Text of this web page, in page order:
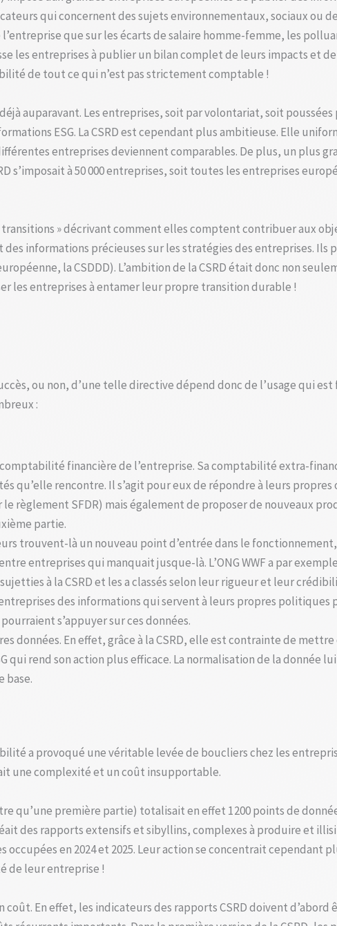
qui concernent des sujets environnementaux, sociaux ou
que sur les écarts de salaire homme-femme, les
les entreprises à publier un bilan complet de leurs impacts et de
de tout ce qui n’est pas strictement comptable !
auparavant. Les entreprises, soit par volontariat, soit poussées
ESG. La CSRD est cependant plus ambitieuse. Elle
entreprises deviennent comparables. De plus, un plus
s’imposait à 50 000 entreprises, soit toutes les entreprises
transitions » décrivant comment elles comptent contribuer aux
informations précieuses sur les stratégies des entreprises. Ils
la CSDDD). L’ambition de la CSRD était donc non
les entreprises à entamer leur propre transition durable !
ou non, d’une telle directive dépend donc de l’usage qui est
:
financière de l’entreprise. Sa comptabilité extra-
qu’elle rencontre. Il s’agit pour eux de répondre à leurs propres
règlement SFDR) mais également de proposer de nouveaux
partie.
trouvent-là un nouveau point d’entrée dans le
entreprises qui manquait jusque-là. L’ONG WWF a par
à la CSRD et les a classés selon leur rigueur et leur
des informations qui servent à leurs propres politiques
s’appuyer sur ces données.
données. En effet, grâce à la CSRD, elle est contrainte de
rend son action plus efficace. La normalisation de la donnée
base.
a provoqué une véritable levée de boucliers chez les
une complexité et un coût insupportable.
qu’une première partie) totalisait en effet 1 200 points de
des rapports extensifs et sibyllins, complexes à produire et
occupées en 2024 et 2025. Leur action se concentrait cependant
de leur entreprise !
En effet, les indicateurs des rapports CSRD doivent d’abord